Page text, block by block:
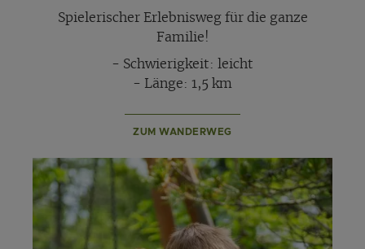
Spielerischer Erlebnisweg für die ganze
Familie!
- Schwierigkeit: leicht
- Länge: 1,5 km
ZUM WANDERWEG